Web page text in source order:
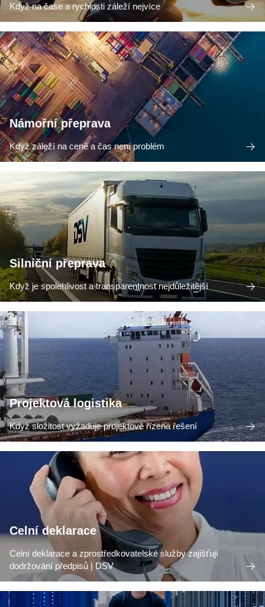
Když na čase a rychlosti záleží nejvíce
Námořní přeprava
Když záleží na ceně a čas není problém
Silniční přeprava
Když je spolehlivost a transparentnost nejdůležitější
Projektová logistika
Když složitost vyžaduje projektově řízená řešení
Celní deklarace
Celní deklarace a zprostředkovatelské služby zajišťují
dodržování předpisů | DSV